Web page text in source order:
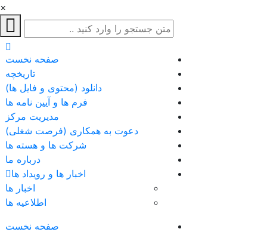
×
صفحه نخست
تاریخچه
دانلود (محتوی و فایل ها)
فرم ها و آیین نامه ها
مدیریت مرکز
دعوت به همکاری (فرصت شغلی)
شرکت ها و هسته ها
درباره ما
اخبار ها و رویداد ها
اخبار ها
اطلاعیه ها
صفحه نخست